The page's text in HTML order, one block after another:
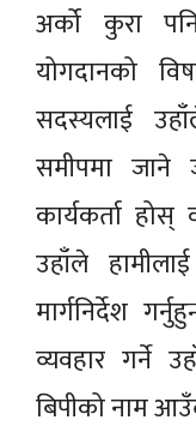
अर्को कुरा
योगदानको
सदस्यलाई
समीपमा जाने
कार्यकर्ता
उहाँले
मार्गनिर्देश
व्यवहार गर्ने
बिपीको नाम